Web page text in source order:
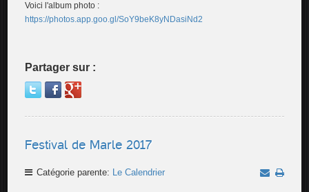
Voici l'album photo :
https://photos.app.goo.gl/SoY9beK8yNDasiNd2
Partager sur :
Festival de Marle 2017
Catégorie parente: Le Calendrier